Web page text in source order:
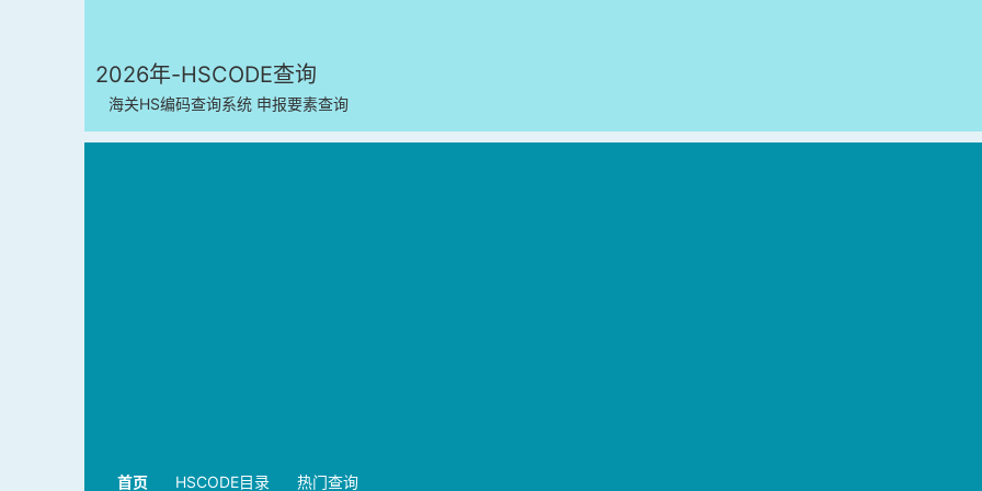
2026年-HSCODE查询
海关HS编码查询系统 申报要素查询
首页 HSCODE目录 热门查询